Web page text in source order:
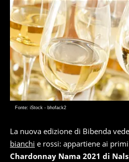
Fonte: iStock - bhofack2
La nuova edizione di Bibenda
bianchi e rossi: appartiene ai
Chardonnay Nama 2021 di